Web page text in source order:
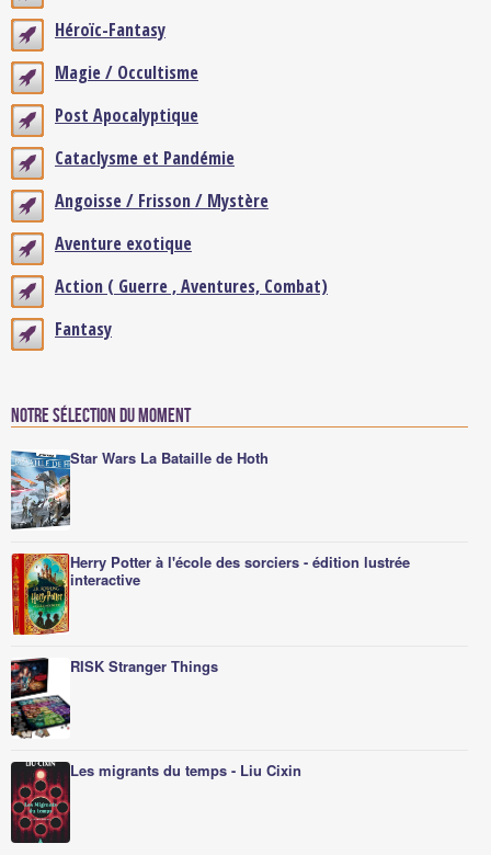
Héroïc-Fantasy
Magie / Occultisme
Post Apocalyptique
Cataclysme et Pandémie
Angoisse / Frisson / Mystère
Aventure exotique
Action ( Guerre , Aventures, Combat)
Fantasy
Notre sélection du moment
Star Wars La Bataille de Hoth
Herry Potter à l'école des sorciers - édition lustrée
interactive
RISK Stranger Things
Les migrants du temps - Liu Cixin